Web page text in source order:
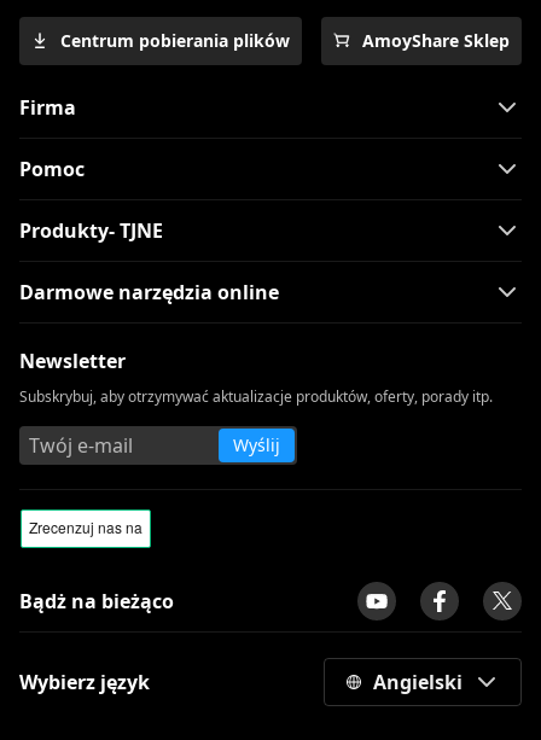
Centrum pobierania plików AmoyShare Sklep
Firma
Pomoc
Produkty- TJNE
Darmowe narzędzia online
Newsletter
Subskrybuj, aby otrzymywać aktualizacje produktów, oferty, porady itp.
Wyślij
Bądż na bieżąco
Wybierz język Angielski